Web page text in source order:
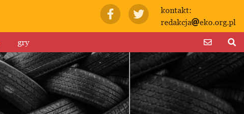
kontakt:
redakcja
eko.org.pl
gry